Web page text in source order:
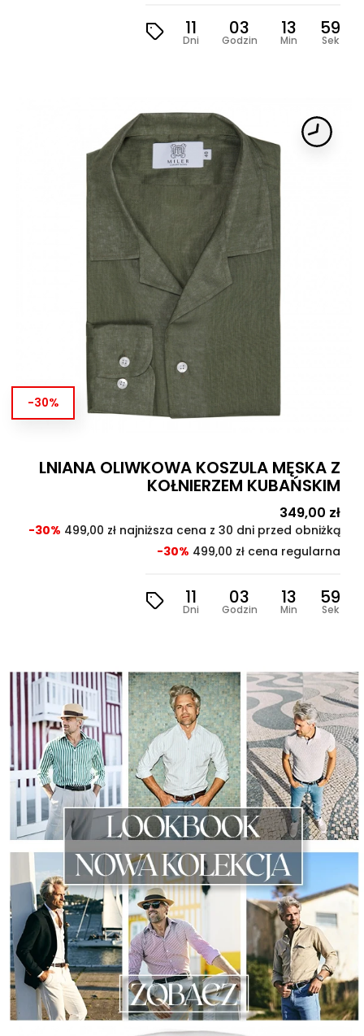
11
Dni
03
Godzin
13
Min
57
Sek
-30%
LNIANA OLIWKOWA KOSZULA MĘSKA Z
KOŁNIERZEM KUBAŃSKIM
Cena
349,00 zł
-30% 499,00 zł najniższa cena z 30 dni przed obniżką
-30% 499,00 zł cena regularna
11
Dni
03
Godzin
13
Min
57
Sek